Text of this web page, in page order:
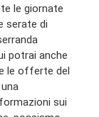
le giornate
serate di
potrai anche
le offerte del
sui